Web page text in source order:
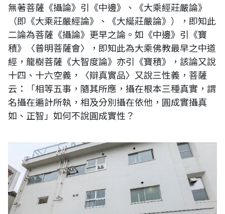
無著菩薩《攝論》引《中邊》、《大乘經莊嚴論》
（即《大乘莊嚴經論》、《大綖莊嚴論》），即知此
二論為菩薩《攝論》更早之論。如《中邊》引《寶
積》〈普明菩薩會〉，即知此為大乘佛教最早之中道
經，龍樹菩薩《大智度論》亦引《寶積》，該論又說
十四、十六空義，〈辯真實品〉又說三性義，菩薩
云：「相等五事，隨其所應，攝在根本三種真實，謂
名攝在遍計所執，相及分別攝在依他，圓成實攝真
如、正智」如何不說圓成實性？
日本東京墨田區的新創中心